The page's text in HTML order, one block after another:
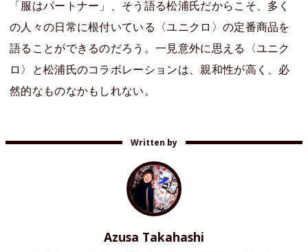
「服はパートナー」、そう語る松浦氏だからこそ、多く
の人々の日常に根付いている〈ユニクロ〉の定番商品を
語ることができるのだろう。一見意外に思える〈ユニク
ロ〉と松浦氏のコラボレーションは、親和性が高く、必
然的なものなかもしれない。
Written by
Azusa Takahashi